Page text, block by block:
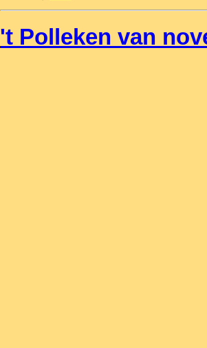
't Polleken van